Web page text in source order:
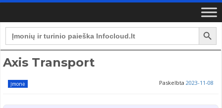
Search
for:
Search Button
Axis Transport
Įmonė Paskelbta 2023-11-08